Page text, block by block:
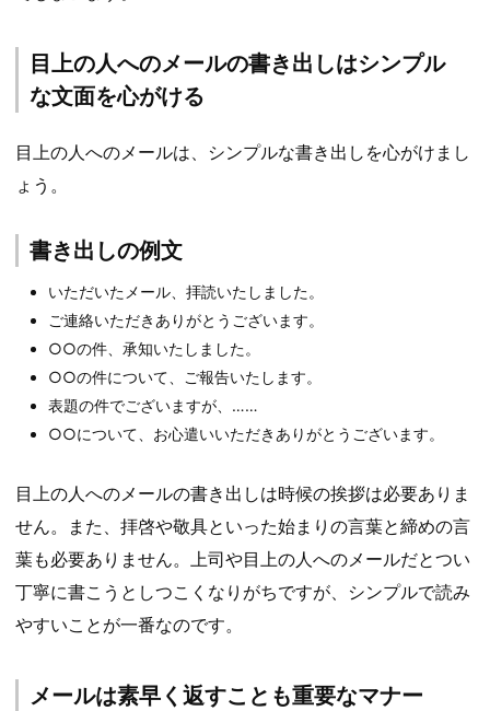
目上の人へのメールの書き出しはシンプル
な文面を心がける
目上の人へのメールは、シンプルな書き出しを心がけまし
ょう。
書き出しの例文
いただいたメール、拝読いたしました。
ご連絡いただきありがとうございます。
○○の件、承知いたしました。
○○の件について、ご報告いたします。
表題の件でございますが、……
○○について、お心遣いいただきありがとうございます。
目上の人へのメールの書き出しは時候の挨拶は必要ありま
せん。また、拝啓や敬具といった始まりの言葉と締めの言
葉も必要ありません。上司や目上の人へのメールだとつい
丁寧に書こうとしつこくなりがちですが、シンプルで読み
やすいことが一番なのです。
メールは素早く返すことも重要なマナー